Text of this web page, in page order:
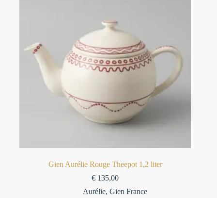
Gien Aurélie Rouge Theepot 1,2 liter
€ 135,00
Aurélie, Gien France